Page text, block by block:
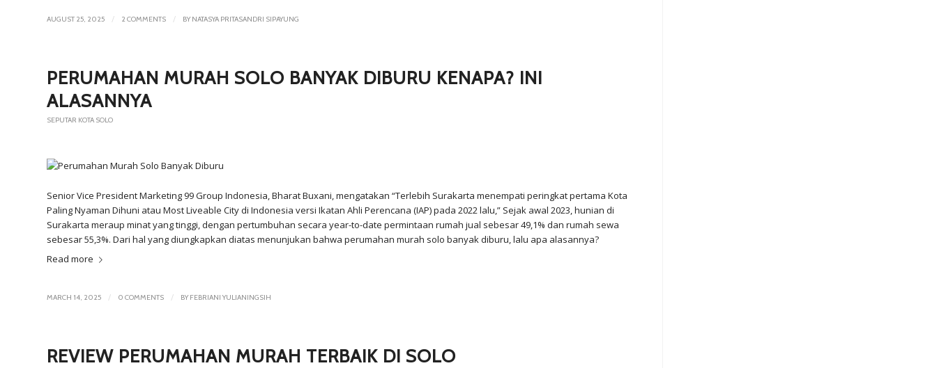
AUGUST 25, 2025 / 2 COMMENTS / BYNATASYA PRITASANDRI SIPAYUNG
PERUMAHAN MURAH SOLO BANYAK DIBURU KENAPA? INI
ALASANNYA
SEPUTAR KOTA SOLO
Senior Vice President Marketing 99 Group Indonesia, Bharat Buxani, mengatakan “Terlebih Surakarta menempati peringkat pertama Kota
Paling Nyaman Dihuni atau Most Liveable City di Indonesia versi Ikatan Ahli Perencana (IAP) pada 2022 lalu,” Sejak awal 2023, hunian di
Surakarta meraup minat yang tinggi, dengan pertumbuhan secara year-to-date permintaan rumah jual sebesar 49,1% dan rumah sewa
sebesar 55,3%. Dari hal yang diungkapkan diatas menunjukan bahwa perumahan murah solo banyak diburu, lalu apa alasannya?
Read more
MARCH 14, 2025 / 0 COMMENTS / BYFEBRIANI YULIANINGSIH
REVIEW PERUMAHAN MURAH TERBAIK DI SOLO